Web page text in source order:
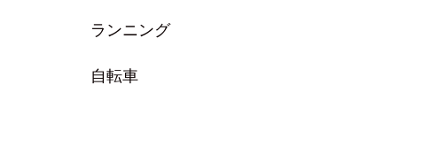
ランニング
自転車